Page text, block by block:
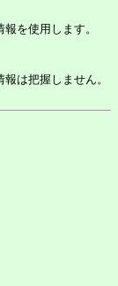
を使用します。
は把握しません。